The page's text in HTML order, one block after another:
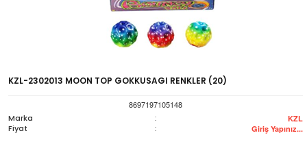
KZL-2302013 MOON TOP GOKKUSAGI RENKLER (20)
8697197105148
Marka
: KZL
Fiyat : Giriş Yapınız...